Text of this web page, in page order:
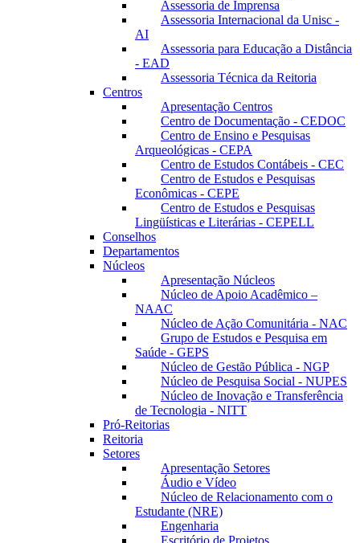
Assessoria de Imprensa
Assessoria Internacional da Unisc -
AI
Assessoria para Educação a Distância
- EAD
Assessoria Técnica da Reitoria
Centros
Apresentação Centros
Centro de Documentação - CEDOC
Centro de Ensino e Pesquisas
Arqueológicas - CEPA
Centro de Estudos Contábeis - CEC
Centro de Estudos e Pesquisas
Econômicas - CEPE
Centro de Estudos e Pesquisas
Lingüísticas e Literárias - CEPELL
Conselhos
Departamentos
Núcleos
Apresentação Núcleos
Núcleo de Apoio Acadêmico –
NAAC
Núcleo de Ação Comunitária - NAC
Grupo de Estudos e Pesquisa em
Saúde - GEPS
Núcleo de Gestão Pública - NGP
Núcleo de Pesquisa Social - NUPES
Núcleo de Inovação e Transferência
de Tecnologia - NITT
Pró-Reitorias
Reitoria
Setores
Apresentação Setores
Áudio e Vídeo
Núcleo de Relacionamento com o
Estudante (NRE)
Engenharia